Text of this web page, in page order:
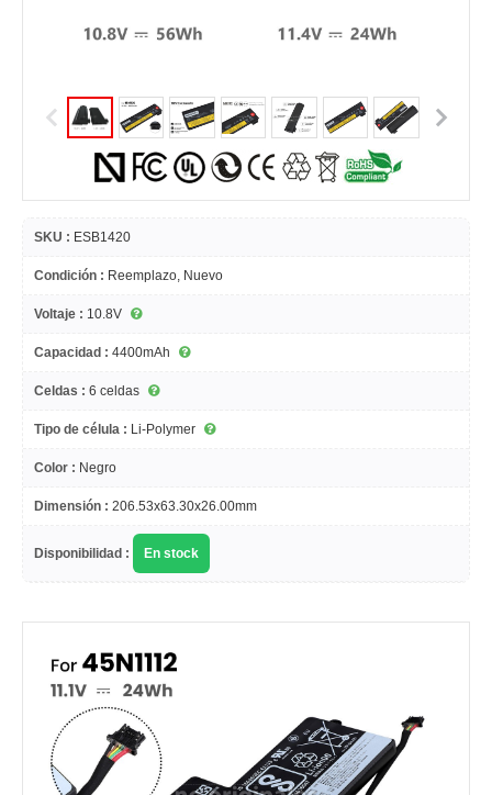
SKU : ESB1420
Condición : Reemplazo, Nuevo
Voltaje : 10.8V
Capacidad : 4400mAh
Celdas : 6 celdas
Tipo de célula : Li-Polymer
Color : Negro
Dimensión : 206.53x63.30x26.00mm
Disponibilidad : En stock